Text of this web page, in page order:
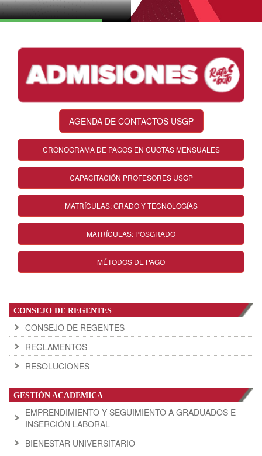
AGENDA DE CONTACTOS USGP
CRONOGRAMA DE PAGOS EN CUOTAS MENSUALES
CAPACITACIÓN PROFESORES USGP
MATRÍCULAS: GRADO Y TECNOLOGÍAS
MATRÍCULAS: POSGRADO
MÉTODOS DE PAGO
CONSEJO DE REGENTES
CONSEJO DE REGENTES
REGLAMENTOS
RESOLUCIONES
GESTIÓN ACADEMICA
EMPRENDIMIENTO Y SEGUIMIENTO A GRADUADOS E
INSERCIÓN LABORAL
BIENESTAR UNIVERSITARIO